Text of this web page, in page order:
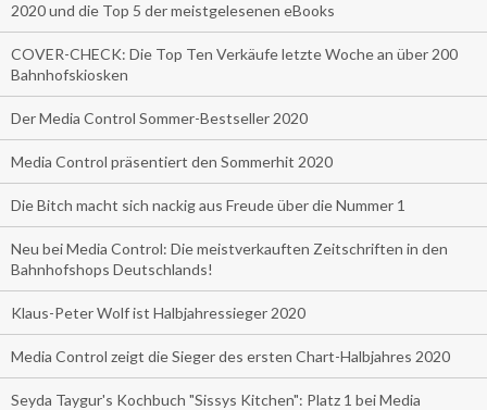
2020 und die Top 5 der meistgelesenen eBooks
COVER-CHECK: Die Top Ten Verkäufe letzte Woche an über 200
Bahnhofskiosken
Der Media Control Sommer-Bestseller 2020
Media Control präsentiert den Sommerhit 2020
Die Bitch macht sich nackig aus Freude über die Nummer 1
Neu bei Media Control: Die meistverkauften Zeitschriften in den
Bahnhofshops Deutschlands!
Klaus-Peter Wolf ist Halbjahressieger 2020
Media Control zeigt die Sieger des ersten Chart-Halbjahres 2020
Seyda Taygur's Kochbuch "Sissys Kitchen": Platz 1 bei Media